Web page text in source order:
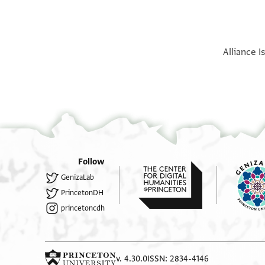
Alliance
Follow
GenizaLab
PrincetonDH
princetoncdh
ISSN: 2834-4146
v. 4.30.0